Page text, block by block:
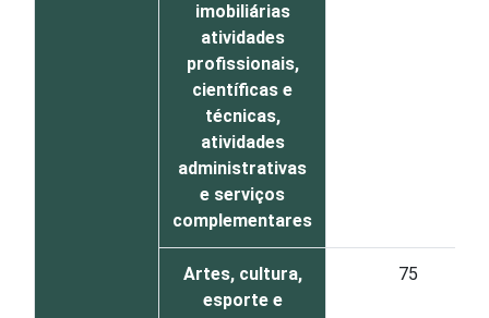
imobiliárias
atividades
profissionais,
científicas e
técnicas,
atividades
administrativas
e serviços
complementares
Artes, cultura,
esporte e
75